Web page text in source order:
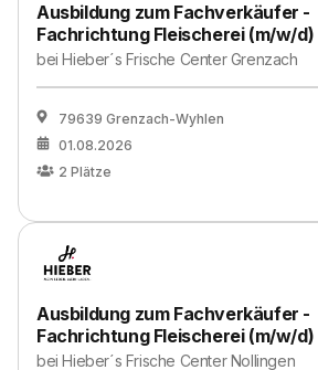
Ausbildung zum Fachverkäufer -
Fachrichtung Fleischerei (m/w/
beiHieber´s Frische Center Grenzach
79639 Grenzach-Wyhlen
01.08.2026
2 Plätze
Ausbildung zum Fachverkäufer -
Fachrichtung Fleischerei (m/w/
beiHieber´s Frische Center Nollingen